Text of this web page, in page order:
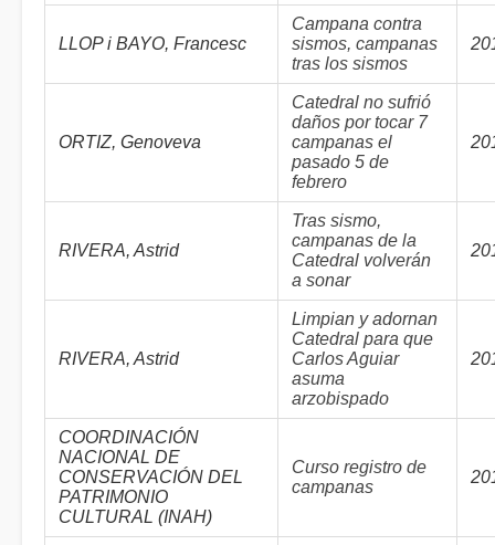
LLOP i BAYO, Francesc
Campana contra
sismos, campanas
tras los sismos
ORTIZ, Genoveva
Catedral no sufrió
daños por tocar 7
campanas el
pasado 5 de
febrero
RIVERA, Astrid
Tras sismo,
campanas de la
Catedral volverán
a sonar
RIVERA, Astrid
Limpian y adornan
Catedral para que
Carlos Aguiar
asuma
arzobispado
COORDINACIÓN
NACIONAL DE
CONSERVACIÓN DEL
PATRIMONIO
CULTURAL (INAH)
Curso registro de
campanas